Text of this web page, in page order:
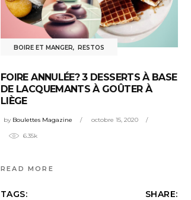
BOIRE ET MANGER, RESTOS
FOIRE ANNULÉE? 3 DESSERTS À BASE
DE LACQUEMANTS À GOÛTER À
LIÈGE
by Boulettes Magazine octobre 15, 2020
6.35k
READ MORE
TAGS: SHARE: